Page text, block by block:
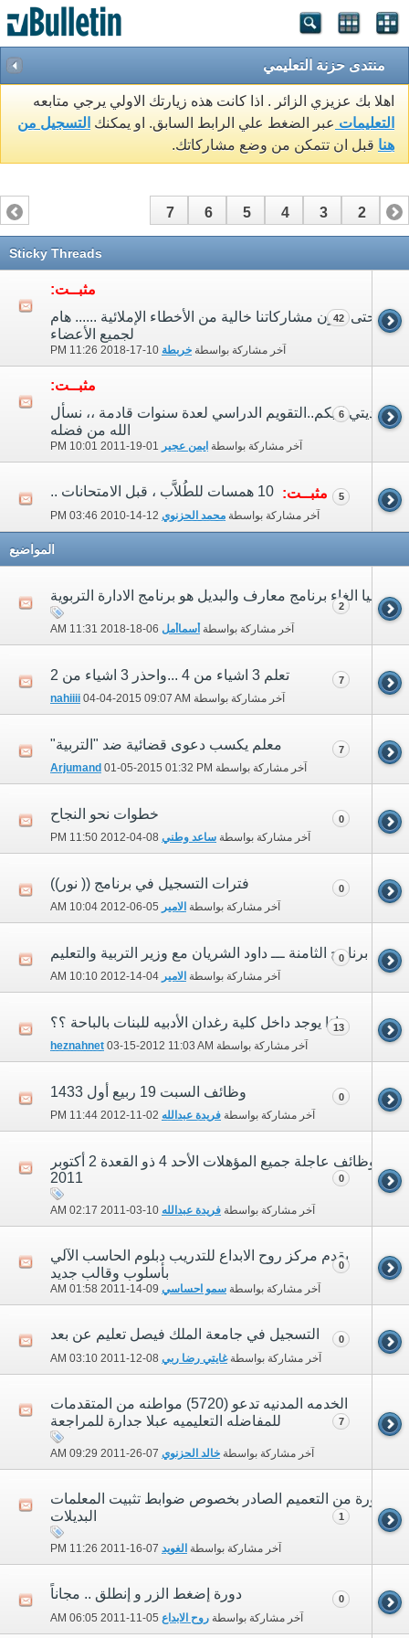
منتدى حزنة التعليمي
اهلا بك عزيزي الزائر . اذا كانت هذه زيارتك الاولي يرجي متابعه
التعليمات عبر الضغط علي الرابط السابق. او يمكنك التسجيل من
هنا قبل ان تتمكن من وضع مشاركاتك.
1
2
3
4
5
6
7
Sticky Threads
مثبــت:
حتى تكون مشاركاتنا خالية من الأخطاء الإملائية ...... هام
لجميع الأعضاء
آخر مشاركة بواسطة خربطة 10-17-2018
11:26 PM
42
مثبــت:
هديتي إليكم..التقويم الدراسي لعدة سنوات قادمة ،، نسأل
الله من فضله
آخر مشاركة بواسطة ايمن عجير 01-19-2011
10:01 PM
6
مثبــت: 10 همسات للطُلاَّب ، قبل الامتحانات ..
آخر مشاركة بواسطة محمد الحزنوي 12-14-2010
03:46 PM
5
المواضيع
قربيا الغاء برنامج معارف والبديل هو برنامج الادارة التربوية
آخر مشاركة بواسطة أسماأمل 06-18-2018
11:31 AM
2
تعلم 3 اشياء من 4 ...واحذر 3 اشياء من 2
آخر مشاركة بواسطة nahiiii 04-04-2015 09:07 AM
7
معلم يكسب دعوى قضائية ضد "التربية"
آخر مشاركة بواسطة Arjumand 01-05-2015 01:32 PM
7
خطوات نحو النجاح
آخر مشاركة بواسطة ساعد وطني 08-04-2012
11:50 PM
0
فترات التسجيل في برنامج (( نور))
آخر مشاركة بواسطة الامير 05-06-2012
10:04 AM
0
برنامج الثامنة ـــ داود الشريان مع وزير التربية والتعليم
آخر مشاركة بواسطة الامير 04-14-2012
10:10 AM
0
ماذا يوجد داخل كلية رغدان الأدبيه للبنات بالباحة ؟؟
آخر مشاركة بواسطة heznahnet 03-15-2012 11:03 AM
13
وظائف السبت 19 ربيع أول 1433
آخر مشاركة بواسطة فريدة عبدالله 02-11-2012
11:44 PM
0
وظائف عاجلة جميع المؤهلات الأحد 4 ذو القعدة 2 أكتوبر
2011
آخر مشاركة بواسطة فريدة عبدالله 10-03-2011
02:17 AM
0
يقدم مركز روح الابداع للتدريب دبلوم الحاسب الآلي
بأسلوب وقالب جديد
آخر مشاركة بواسطة سمو احساسي 09-14-2011
01:58 AM
0
التسجيل في جامعة الملك فيصل تعليم عن بعد
آخر مشاركة بواسطةغايتي رضا ربي 08-12-2011
03:10 AM
0
الخدمه المدنيه تدعو (5720) مواطنه من المتقدمات
للمفاضله التعليميه عبلا جدارة للمراجعة
آخر مشاركة بواسطة خالد الحزنوي 07-26-2011
09:29 AM
7
صورة من التعميم الصادر بخصوص ضوابط تثبيت المعلمات
البديلات
آخر مشاركة بواسطة الغويد 07-16-2011
11:26 PM
1
دورة إضغط الزر و إنطلق .. مجاناً
آخر مشاركة بواسطة روح الابداع 05-11-2011
06:05 AM
0